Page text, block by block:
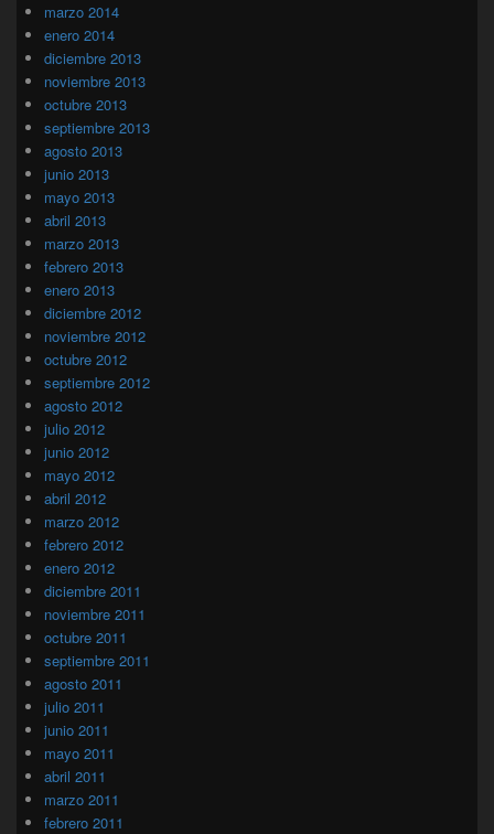
marzo 2014
enero 2014
diciembre 2013
noviembre 2013
octubre 2013
septiembre 2013
agosto 2013
junio 2013
mayo 2013
abril 2013
marzo 2013
febrero 2013
enero 2013
diciembre 2012
noviembre 2012
octubre 2012
septiembre 2012
agosto 2012
julio 2012
junio 2012
mayo 2012
abril 2012
marzo 2012
febrero 2012
enero 2012
diciembre 2011
noviembre 2011
octubre 2011
septiembre 2011
agosto 2011
julio 2011
junio 2011
mayo 2011
abril 2011
marzo 2011
febrero 2011